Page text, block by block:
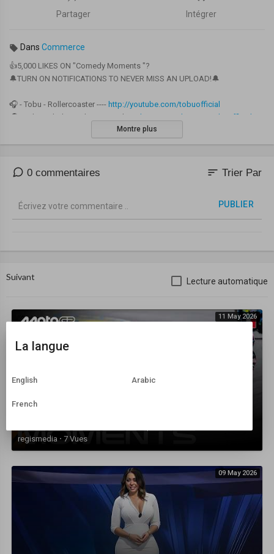
Partager Intégrer
Dans Commerce
👍5,000 LIKES ON "Comedy Moments "?
🔔TURN ON NOTIFICATIONS TO NEVER MISS AN UPLOAD!🔔
🎧 - Tobu - Rollercoaster ---- http://youtube.com/tobuofficial
🎧 - Tobu, Wholm & Blume - Cool ----- http://youtube.com/tobuofficial
Comedy Moments In Football
Comedy Football
#Comedy #Messi #FunnyMoments #Futebol
Montre plus
0 commentaires sort Trier Par
PUBLIER
Suivant Lecture automatique
11 May 2026
regismedia · 7 Vues
09 May 2026
La langue
English Arabic
French